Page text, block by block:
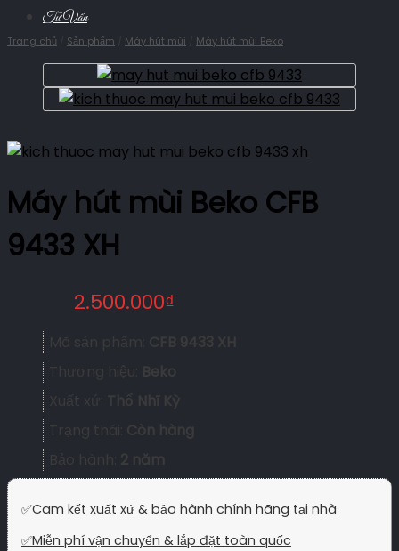
Tư Vấn
Trang chủ Sản phẩm Máy hút mùi Máy hút mùi Beko
Máy hút mùi Beko CFB
9433 XH
2.500.000₫
Mã sản phẩm:
CFB 9433 XH
Thương hiệu:
Beko
Xuất xứ:
Thổ Nhĩ Kỳ
Còn hàng
2 năm
✅Cam kết xuất xứ & bảo hành chính hãng tại nhà
✅Miễn phí vận chuyển & lắp đặt toàn quốc